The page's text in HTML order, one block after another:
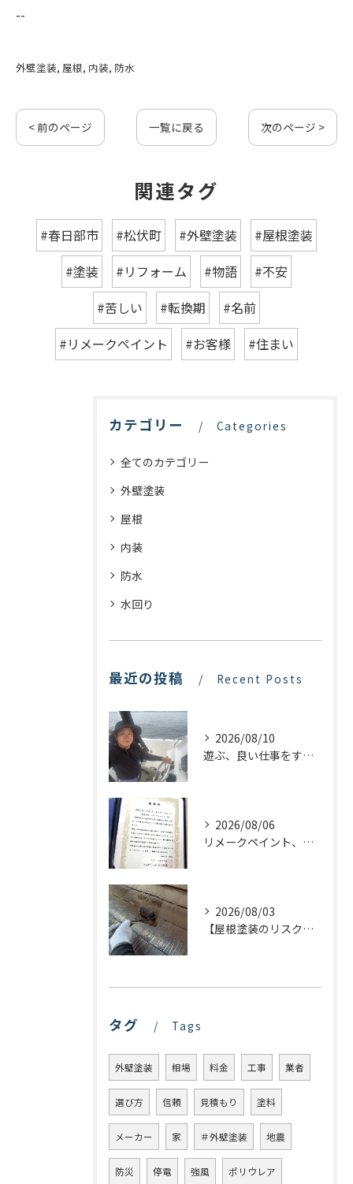
--
外壁塗装 屋根 内装 防水
< 前のページ 一覧に戻る 次のページ >
関連タグ
#春日部市 #松伏町 #外壁塗装
#屋根塗装
#塗装
#リフォーム #物語
#不安
#苦しい
#転換期
#名前
#リメークペイント
#お客様 #住まい
カテゴリー Categories
全てのカテゴリー
外壁塗装
屋根
内装
防水
水回り
最近の投稿 Recent Posts
2026/08/10
遊ぶ、良い仕事をする！最近のリメークペイントの話！
2026/08/06
リメークペイント、感謝状を頂く！
2026/08/03
【屋根塗装のリスクを下げる！】屋根の点検はドローンで！
タグ Tags
外壁塗装 相場 料金 工事 業者
選び方 信頼 見積もり 塗料
メーカー 家 ＃外壁塗装 地震
防災 停電 強風 ポリウレア